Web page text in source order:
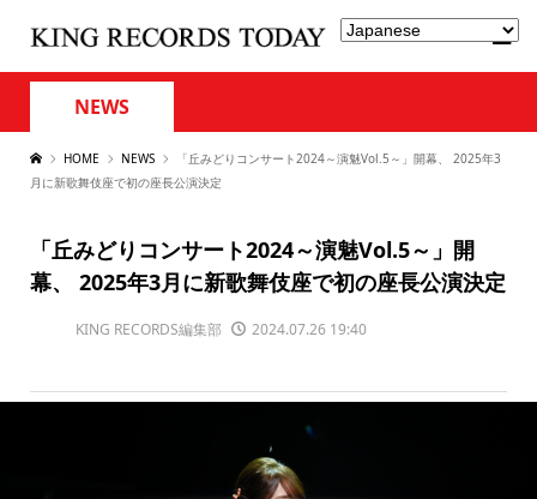
NEWS
HOME NEWS
「丘みどりコンサート2024～演魅Vol.5～」開幕、 2025年3
月に新歌舞伎座で初の座長公演決定
「丘みどりコンサート2024～演魅Vol.5～」開
幕、 2025年3月に新歌舞伎座で初の座長公演決定
KING RECORDS編集部 2024.07.26 19:40